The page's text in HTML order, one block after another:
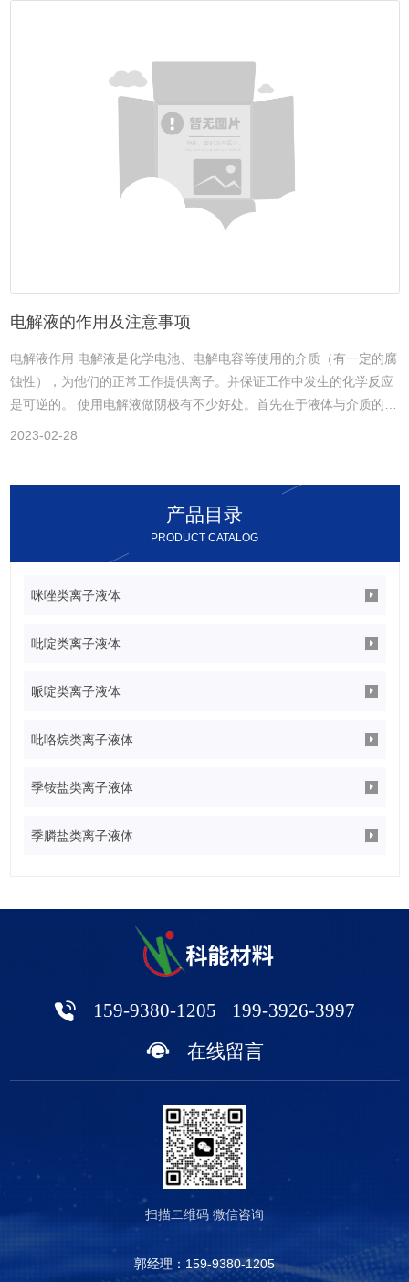
产品目录
PRODUCT CATALOG
咪唑类离子液体
吡啶类离子液体
哌啶类离子液体
吡咯烷类离子液体
季铵盐类离子液体
季膦盐类离子液体
结构松散，导致它们之间的作用力较低，以于熔点接近室温。基本特
点：（1）液态范围宽，从低于或接近室温到300摄氏度以上，有高的
热稳定性和化学稳定性；（2）蒸汽压非常小，不挥发，在使用、储
即volative organic compounds）环境污染问题，（3）电导率高，电
化学窗口大，可作为许多物质电化学研究的电解液；（4）通过阴阳
离子的设计可调节其对无机物、水、物及聚合物的溶解性，并且其酸
度可调至超酸。（5）具有较大的极性可调控性，粘度低，密度大，
体。由于离子液体的这些特殊性质和表现，它被认为与超临界CO2，
和双水相一起构成三大绿色溶剂，具有广阔的应用前景。相关优势：
1.离子液体无味、不燃，其蒸汽压极低，因此可用在高真空体系中，
同时可减少因挥发而产生的环境污染问题；2.离子液体对和无机物都
积；3.可操作温度范围宽（-40～300℃），具有良好的热稳定性和化
Franklin酸的酸性，且酸强度可调。
电解液的作用及注意事项
电解液作用 电解液是化学电池、电解电容等使用的介质（有一定的腐
蚀性），为他们的正常工作提供离子。并保证工作中发生的化学反应
是可逆的。 使用电解液做阴极有不少好处。首先在于液体与介质的接
做阴极的电解电容，当介质被击穿后，只要击穿电流不持续，那么电
容能够自愈。但电解液也有其不足之处。首先是在高温环境下容易挥
发、渗漏，对寿命和稳定性影响很大，在高温高压下电解液还有可能
瞬间汽化，体积增大引起爆炸（是我们常说的爆浆）；其次是电解液
所采用的离子导电法，其导电率很低，只有0.01S（电导率，欧姆的
抛光槽顶部之间的距离不应≤15cm。 2. 不锈钢工件在进入抛光槽之前
造成抛光面出现严重麻点，局部浸蚀而导致工件报废。 3. 在电解抛光
属离子溶入抛光液内而不在阴极表面沉积。随着抛光过程的进行，金
硫酸盐形式不断从抛光液内沉淀析出，沉降于抛光槽底部。为此，抛
光液不断被工件夹带损失，抛光液液面不断下降，需经常往抛光槽补
加新鲜抛光液和水 5、中和后排放符合当今环保要求。 6、本品有腐
蚀性，勿入眼、口，勿触皮肤。如误触，立即用清水冲洗，严重者，
按强酸烧伤就医； 7、密封阴凉处保存，长期有效。
2023-02-28
159-9380-1205 199-3926-3997
在线留言
扫描二维码 微信咨询
郭经理： 159-9380-1205